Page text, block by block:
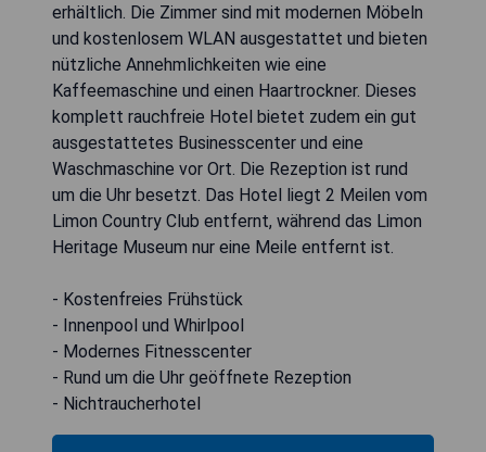
erhältlich. Die Zimmer sind mit modernen Möbeln
und kostenlosem WLAN ausgestattet und bieten
nützliche Annehmlichkeiten wie eine
Kaffeemaschine und einen Haartrockner. Dieses
komplett rauchfreie Hotel bietet zudem ein gut
ausgestattetes Businesscenter und eine
Waschmaschine vor Ort. Die Rezeption ist rund
um die Uhr besetzt. Das Hotel liegt 2 Meilen vom
Limon Country Club entfernt, während das Limon
Heritage Museum nur eine Meile entfernt ist.
- Kostenfreies Frühstück
- Innenpool und Whirlpool
- Modernes Fitnesscenter
- Rund um die Uhr geöffnete Rezeption
- Nichtraucherhotel